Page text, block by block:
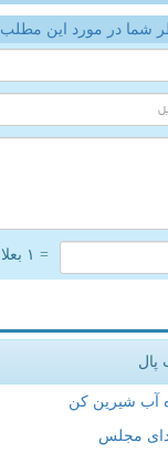
شما در مورد این مطلب
= ۱ بعلاوه ۳
پال
آب شیرین کن
مجلس